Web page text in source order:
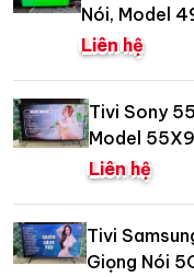
Nói, Model
Liên hệ
Tivi Sony
Model
Liên hệ
Tivi
Giọng Nói